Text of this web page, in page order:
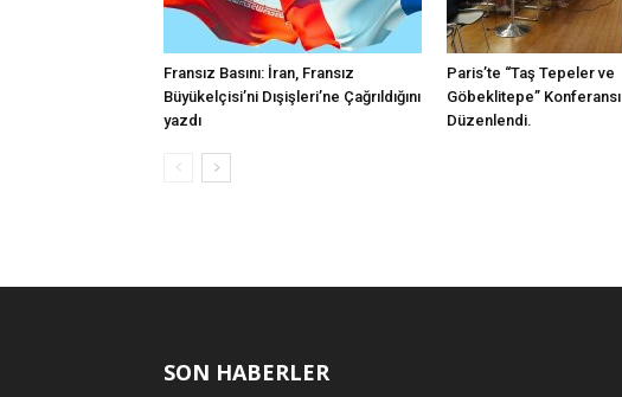
Fransız Basını: İran, Fransız
Büyükelçisi’ni Dışişleri’ne Çağrıldığını
yazdı
Paris’te “Taş Tepeler ve
Göbeklitepe” Konferansı
Düzenlendi.
SON HABERLER